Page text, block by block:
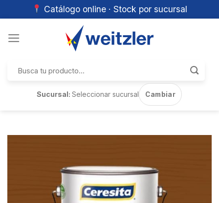
Catálogo online · Stock por sucursal
por:
Sucursal:Seleccionar sucursal Cambiar